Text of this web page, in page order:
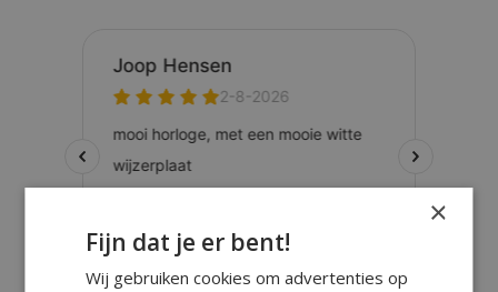
×
Fijn dat je er bent!
Wij gebruiken cookies om advertenties op